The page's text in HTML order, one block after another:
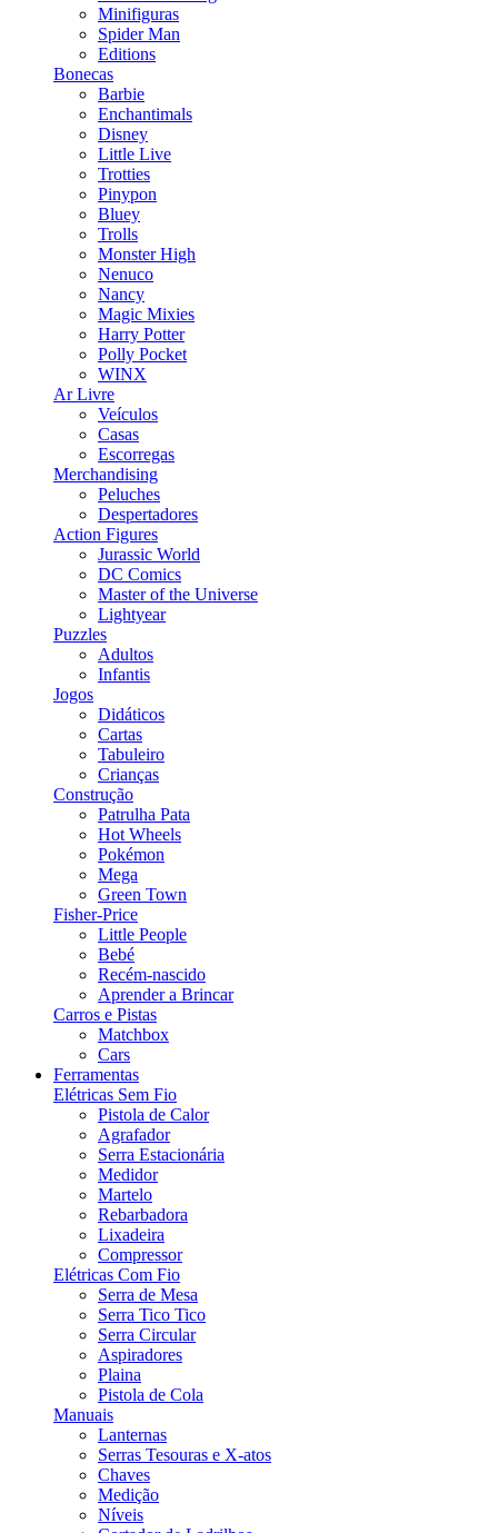
Minifiguras
Spider Man
Editions
Bonecas
Barbie
Enchantimals
Disney
Little Live
Trotties
Pinypon
Bluey
Trolls
Monster High
Nenuco
Nancy
Magic Mixies
Harry Potter
Polly Pocket
WINX
Ar Livre
Veículos
Casas
Escorregas
Merchandising
Peluches
Despertadores
Action Figures
Jurassic World
DC Comics
Master of the Universe
Lightyear
Puzzles
Adultos
Infantis
Jogos
Didáticos
Cartas
Tabuleiro
Crianças
Construção
Patrulha Pata
Hot Wheels
Pokémon
Mega
Green Town
Fisher-Price
Little People
Bebé
Recém-nascido
Aprender a Brincar
Carros e Pistas
Matchbox
Cars
Ferramentas
Elétricas Sem Fio
Pistola de Calor
Agrafador
Serra Estacionária
Medidor
Martelo
Rebarbadora
Lixadeira
Compressor
Elétricas Com Fio
Serra de Mesa
Serra Tico Tico
Serra Circular
Aspiradores
Plaina
Pistola de Cola
Manuais
Lanternas
Serras Tesouras e X-atos
Chaves
Medição
Níveis